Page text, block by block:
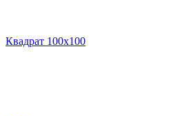
Квадрат 100х100